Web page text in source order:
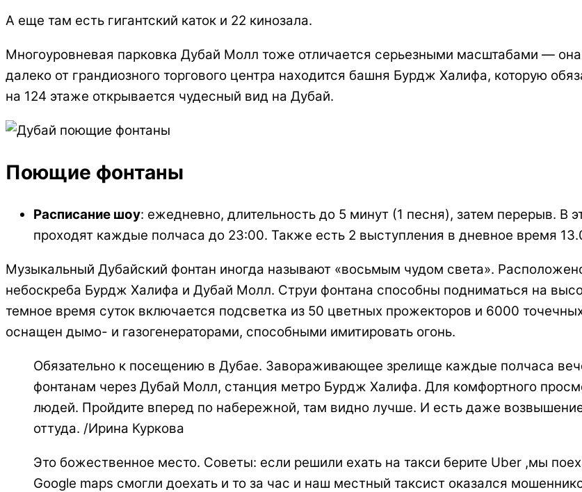
А еще там есть гигантский каток и 22 кинозала.
Многоуровневая парковка Дубай Молл тоже отличается серьезными масштабами —
далеко от грандиозного торгового центра находится башня Бурдж Халифа, которую
на 124 этаже открывается чудесный вид на Дубай.
Поющие фонтаны
Расписание шоу: ежедневно, длительность до 5 минут (1 песня), затем перерыв. В
проходят каждые полчаса до 23:00. Также есть 2 выступления в дневное время
Музыкальный Дубайский фонтан иногда называют «восьмым чудом света».
небоскреба Бурдж Халифа и Дубай Молл. Струи фонтана способны подниматься на
темное время суток включается подсветка из 50 цветных прожекторов и 6000
оснащен дымо- и газогенераторами, способными имитировать огонь.
Обязательно к посещению в Дубае. Завораживающее зрелище каждые полчаса
фонтанам через Дубай Молл, станция метро Бурдж Халифа. Для комфортного
людей. Пройдите вперед по набережной, там видно лучше. И есть даже
оттуда. /Ирина Куркова
Это божественное место. Советы: если решили ехать на такси берите Uber ,мы
Google maps смогли доехать и то за час и наш местный таксист оказался